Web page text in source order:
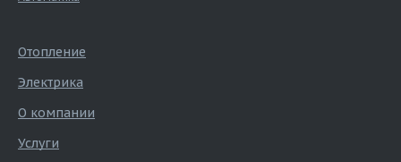
Отопление
Электрика
О компании
Услуги